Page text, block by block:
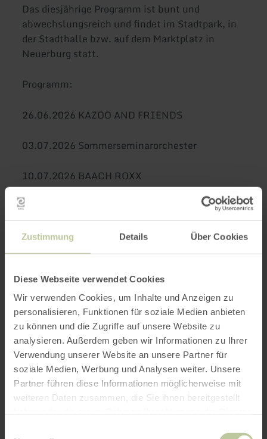
Zustimmung Details Über Cookies
Diese Webseite verwendet Cookies
Wir verwenden Cookies, um Inhalte und Anzeigen zu
personalisieren, Funktionen für soziale Medien anbieten
zu können und die Zugriffe auf unsere Website zu
analysieren. Außerdem geben wir Informationen zu Ihrer
Verwendung unserer Website an unsere Partner für
soziale Medien, Werbung und Analysen weiter. Unsere
Partner führen diese Informationen möglicherweise mit
weiteren Daten zusammen, die Sie ihnen bereitgestellt
Das diesjährige Programm ist bunt und
abwechslungsreich und findet im Stadtpark, in
der Stadthalle bzw. auf dem Marktplatz in
Neuerburg statt.
Programm:
26.06.2026 KAZOO AND FRIENDS
03.07.2026 Sommerseminarorchester
10.07.2026 BAACH ROXX
17.07.2026 Blechbanda
24.07.2026 Belsch Jecke
02.08.2026 Frühschoppen
23.08.2026 VW Oldtimer-Parking
05.09.-07.09. Kirmes in Neuerburg
22.08.2025 Müller´s Musikante: Das große
Finale, präsentiert vom Gewerbe- und
Tourismusverein